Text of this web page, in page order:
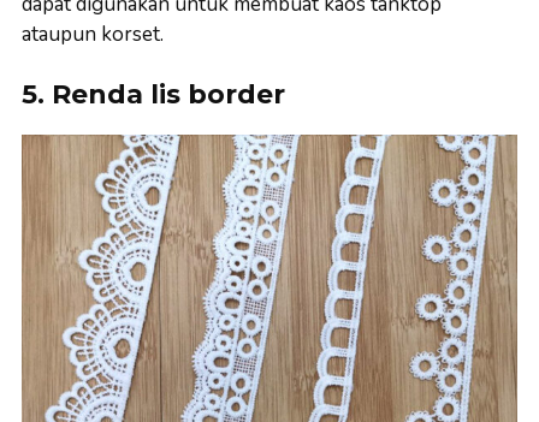
ataupun korset.
5. Renda lis border